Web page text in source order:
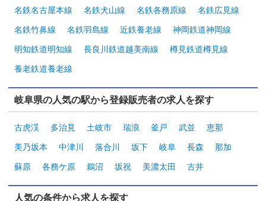
名鉄名古屋本線 名鉄犬山線 名鉄各務原線 名鉄広見線
名鉄竹鼻線 名鉄羽島線 近鉄養老線 神岡鉄道神岡線
明知鉄道明知線 長良川鉄道越美南線 樽見鉄道樽見線
養老鉄道養老線
岐阜県の人気の駅から登録販売者の求人を探す
古虎渓 多治見 土岐市 瑞浪 釜戸 武並 恵那
美乃坂本 中津川 落合川 坂下 岐阜 長森 那加
蘇原 各務ケ原 鵜沼 坂祝 美濃太田 古井
人気の条件から求人を探す